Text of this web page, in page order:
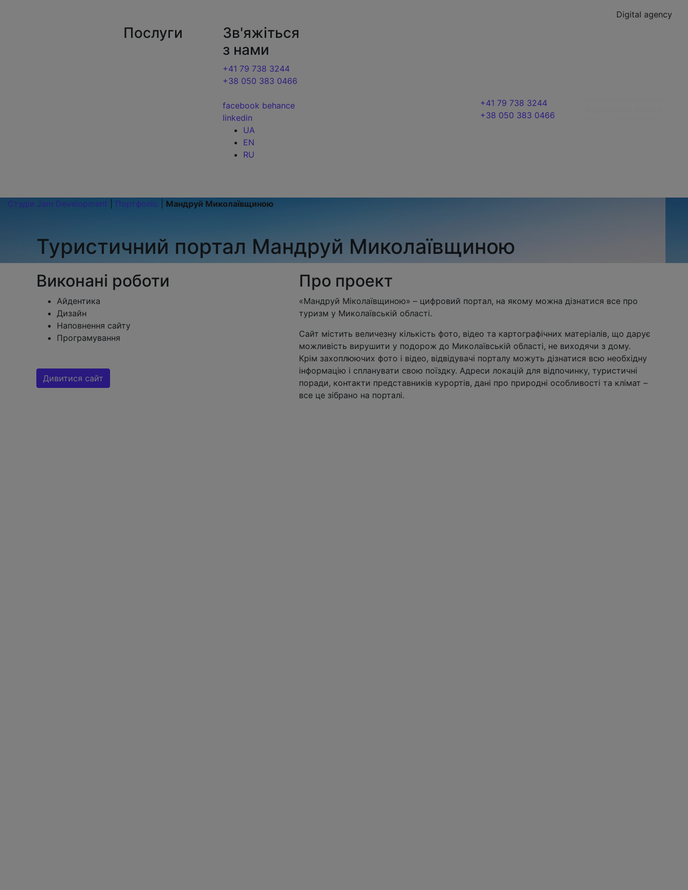
Digital agency
Послуги
Зв'яжіться
з нами
+41 79 738 3244
+38 050 383 0466
facebook behance
linkedin
UA
EN
RU
+41 79 738 3244
+38 050 383 0466
Студія Jam Development Портфоліо Мандруй Миколаївщиною
Туристичний портал Мандруй Миколаївщиною
Виконані роботи
Айдентика
Дизайн
Наповнення сайту
Програмування
Дивитися сайт
Про проект
«Мандруй Міколаївщиною» – цифровий портал, на якому можна дізнатися все про
туризм у Миколаївській області.
Сайт містить величезну кількість фото, відео та картографічних матеріалів, що дарує
можливість вирушити у подорож до Миколаївській області, не виходячи з дому.
Крім захоплюючих фото і відео, відвідувачі порталу можуть дізнатися всю необхідну
інформацію і спланувати свою поїздку. Адреси локацій для відпочинку, туристичні
поради, контакти представників курортів, дані про природні особливості та клімат –
все це зібрано на порталі.